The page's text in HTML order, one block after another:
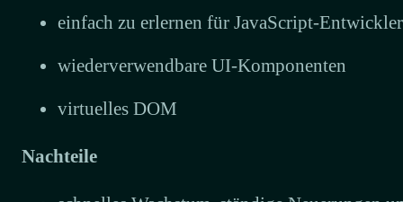
einfach zu erlernen für JavaScript-Entwickler
wiederverwendbare UI-Komponenten
virtuelles DOM
Nachteile